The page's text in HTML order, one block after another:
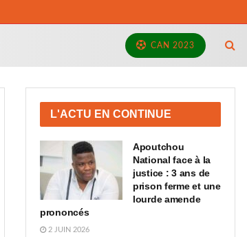
CAN 2023
L'ACTU EN CONTINUE
Apoutchou
National face à la
justice : 3 ans de
prison ferme et une
lourde amende
prononcés
2 JUIN 2026